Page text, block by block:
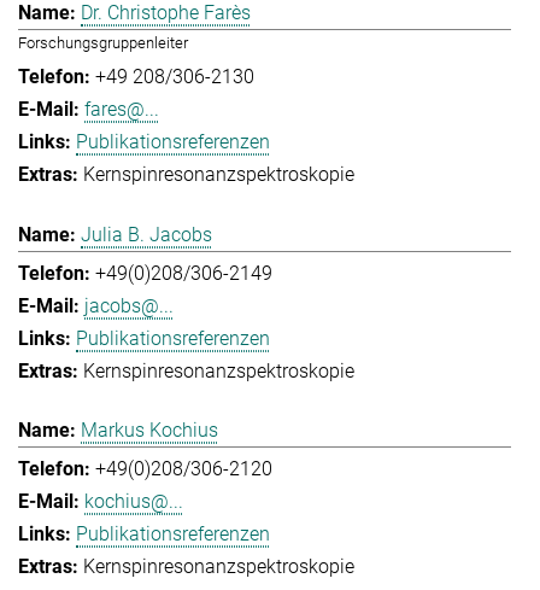
Dr. Christophe Farès
Forschungsgruppenleiter
+49 208/306-2130
fares@...
Publikationsreferenzen
Kernspinresonanzspektroskopie
Julia B. Jacobs
+49(0)208/306-2149
jacobs@...
Publikationsreferenzen
Kernspinresonanzspektroskopie
Markus Kochius
+49(0)208/306-2120
kochius@...
Publikationsreferenzen
Kernspinresonanzspektroskopie